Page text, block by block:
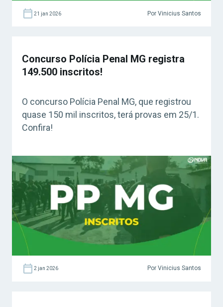
21 jan 2026 Por Vinicius Santos
Concurso Polícia Penal MG registra
149.500 inscritos!
O concurso Polícia Penal MG, que registrou
quase 150 mil inscritos, terá provas em 25/1.
Confira!
2 jan 2026 Por Vinicius Santos